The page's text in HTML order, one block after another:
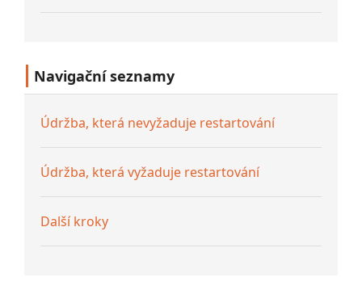
Microsoft. Také si povíme o pravidle...
Navigační seznamy
Údržba, která nevyžaduje restartování
Údržba, která vyžaduje restartování
Další kroky